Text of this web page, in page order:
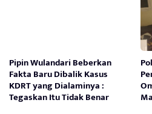
Pipin Wulandari Beberkan
Fakta Baru Dibalik Kasus
KDRT yang Dialaminya :
Tegaskan Itu Tidak Benar